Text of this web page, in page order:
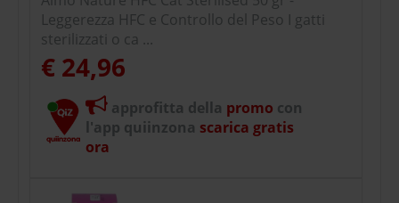
Leggerezza HFC e Controllo del Peso I gatti
sterilizzati o ca ...
€ 24,96
approfitta della promo con
l'app quiinzona scarica gratis
ora